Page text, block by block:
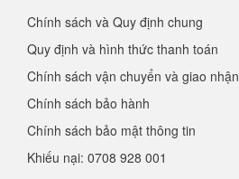
Chính sách và Quy định chung
Quy định và hình thức thanh toán
Chính sách vận chuyển và giao nhận
Chính sách bảo hành
Chính sách bảo mật thông tin
Khiếu nại: 0708 928 001